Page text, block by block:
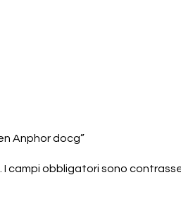
Anphor docg”
I campi obbligatori sono